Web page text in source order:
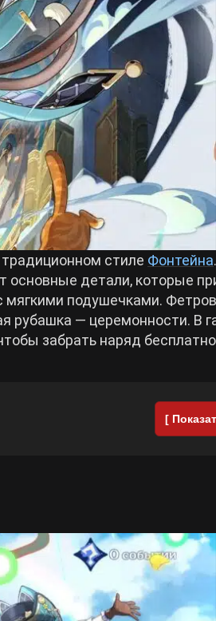
стиле Фонтейна.
основные детали, которые
мягкими подушечками.
рубашка — церемонности. В
забрать наряд
[